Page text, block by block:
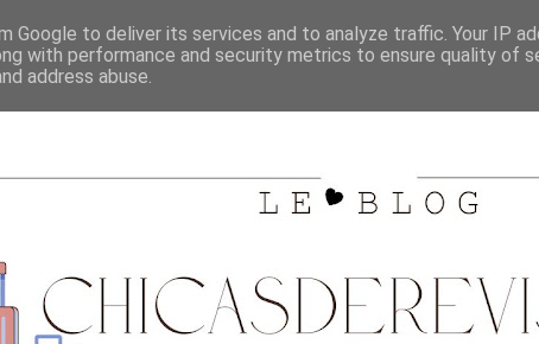
SHOPPING CITY GUIDE BORDEAUX
Google to deliver its services and to analyze traffic. Your IP
with performance and security metrics to ensure quality of
address abuse.